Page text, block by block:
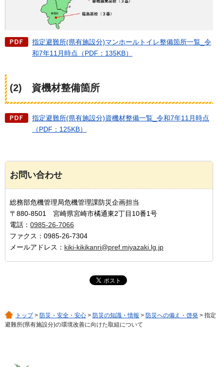
指定避難所(県有施設分)マンホールトイレ整備箇所一覧_令
和7年11月時点（PDF：135KB）
(2) 資機材整備箇所
指定避難所(県有施設分)資機材整備一覧_令和7年11月時点
（PDF：125KB）
お問い合わせ
総務部危機管理局危機管理課防災企画担当
〒880-8501 宮崎県宮崎市橘通東2丁目10番1号
電話： 0985-26-7066
ファクス：0985-26-7304
メールアドレス： kiki-kikikanri@pref.miyazaki.lg.jp
トップ> 防災・安全・安心 > 防災の知識・情報 > 防災への備え・啓発 > 指定
避難所(県有施設分)の環境改善に向けた取組について